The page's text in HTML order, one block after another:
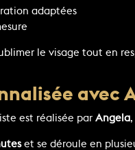
adaptées
le visage tout en
avec
est réalisée par Angela,
et se déroule en